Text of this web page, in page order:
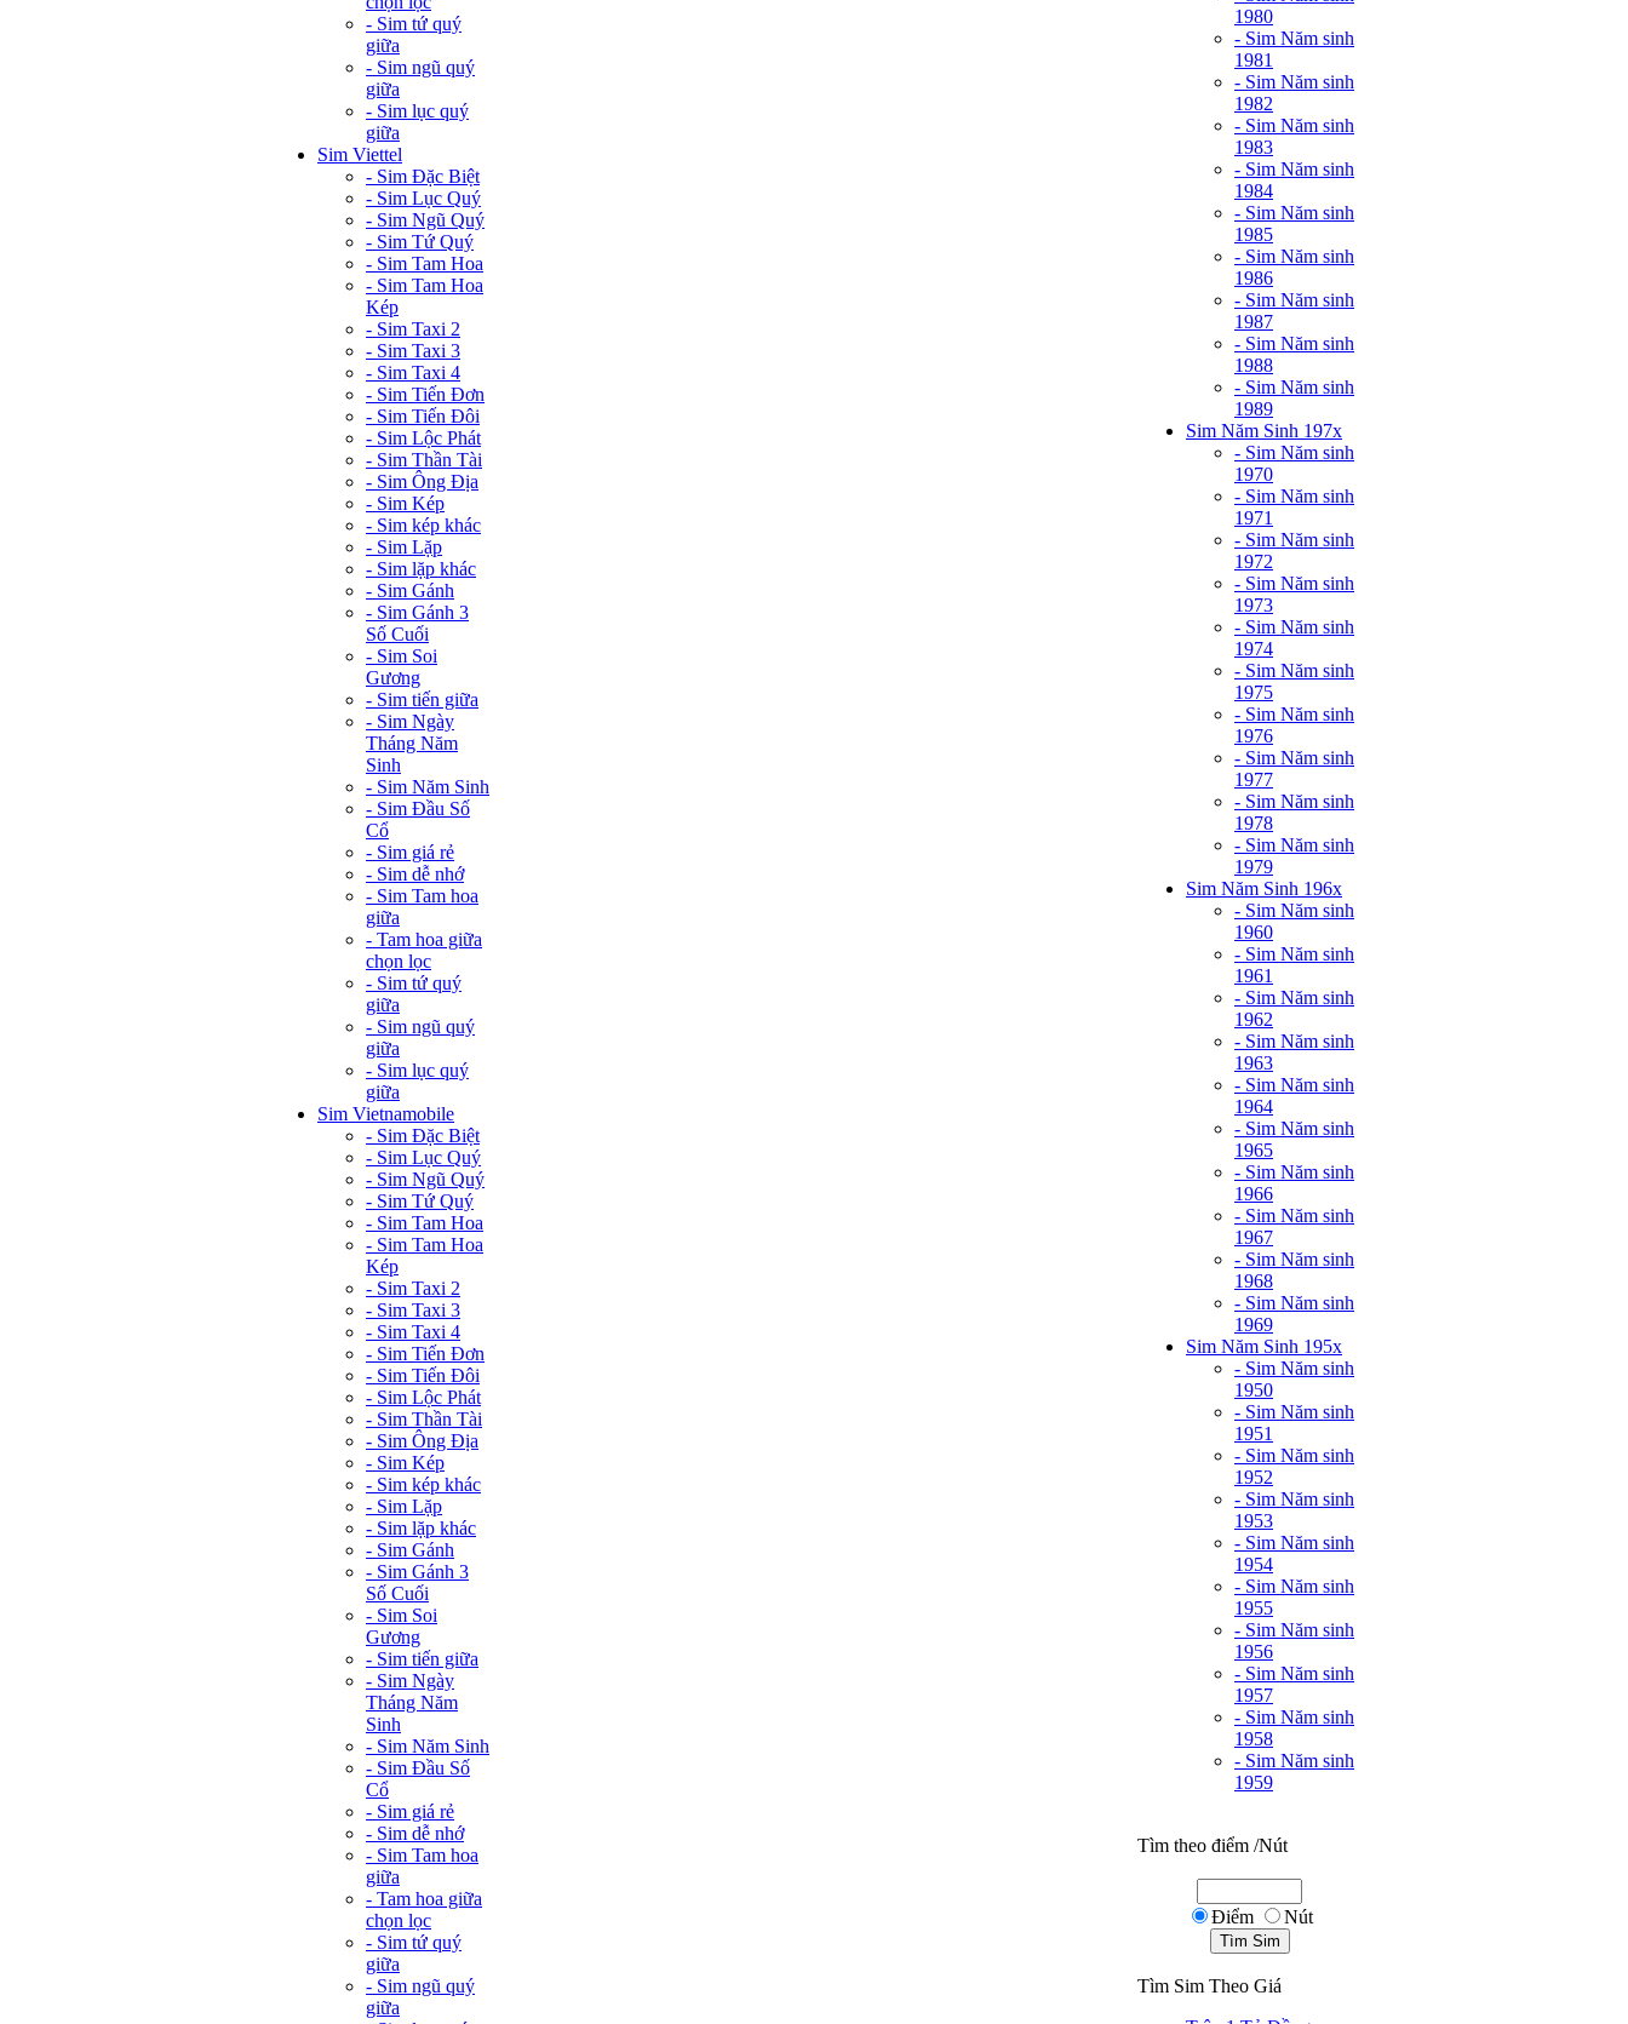
- Sim tứ quý
giữa
- Sim ngũ quý
giữa
- Sim lục quý
giữa
Sim Viettel
- Sim Đặc Biệt
- Sim Lục Quý
- Sim Ngũ Quý
- Sim Tứ Quý
- Sim Tam Hoa
- Sim Tam Hoa
Kép
- Sim Taxi 2
- Sim Taxi 3
- Sim Taxi 4
- Sim Tiến Đơn
- Sim Tiến Đôi
- Sim Lộc Phát
- Sim Thần Tài
- Sim Ông Địa
- Sim Kép
- Sim kép khác
- Sim Lặp
- Sim lặp khác
- Sim Gánh
- Sim Gánh 3
Số Cuối
- Sim Soi
Gương
- Sim tiến giữa
- Sim Ngày
Tháng Năm
Sinh
- Sim Năm Sinh
- Sim Đầu Số
Cổ
- Sim giá rẻ
- Sim dễ nhớ
- Sim Tam hoa
giữa
- Tam hoa giữa
chọn lọc
- Sim tứ quý
giữa
- Sim ngũ quý
giữa
- Sim lục quý
giữa
Sim Vietnamobile
- Sim Đặc Biệt
- Sim Lục Quý
- Sim Ngũ Quý
- Sim Tứ Quý
- Sim Tam Hoa
- Sim Tam Hoa
Kép
- Sim Taxi 2
- Sim Taxi 3
- Sim Taxi 4
- Sim Tiến Đơn
- Sim Tiến Đôi
- Sim Lộc Phát
- Sim Thần Tài
- Sim Ông Địa
- Sim Kép
- Sim kép khác
- Sim Lặp
- Sim lặp khác
- Sim Gánh
- Sim Gánh 3
Số Cuối
- Sim Soi
Gương
- Sim tiến giữa
- Sim Ngày
Tháng Năm
Sinh
- Sim Năm Sinh
- Sim Đầu Số
Cổ
- Sim giá rẻ
- Sim dễ nhớ
- Sim Tam hoa
giữa
- Tam hoa giữa
chọn lọc
- Sim tứ quý
giữa
- Sim ngũ quý
giữa
1980
- Sim Năm sinh
1981
- Sim Năm sinh
1982
- Sim Năm sinh
1983
- Sim Năm sinh
1984
- Sim Năm sinh
1985
- Sim Năm sinh
1986
- Sim Năm sinh
1987
- Sim Năm sinh
1988
- Sim Năm sinh
1989
Sim Năm Sinh 197x
- Sim Năm sinh
1970
- Sim Năm sinh
1971
- Sim Năm sinh
1972
- Sim Năm sinh
1973
- Sim Năm sinh
1974
- Sim Năm sinh
1975
- Sim Năm sinh
1976
- Sim Năm sinh
1977
- Sim Năm sinh
1978
- Sim Năm sinh
1979
Sim Năm Sinh 196x
- Sim Năm sinh
1960
- Sim Năm sinh
1961
- Sim Năm sinh
1962
- Sim Năm sinh
1963
- Sim Năm sinh
1964
- Sim Năm sinh
1965
- Sim Năm sinh
1966
- Sim Năm sinh
1967
- Sim Năm sinh
1968
- Sim Năm sinh
1969
Sim Năm Sinh 195x
- Sim Năm sinh
1950
- Sim Năm sinh
1951
- Sim Năm sinh
1952
- Sim Năm sinh
1953
- Sim Năm sinh
1954
- Sim Năm sinh
1955
- Sim Năm sinh
1956
- Sim Năm sinh
1957
- Sim Năm sinh
1958
- Sim Năm sinh
1959
Tìm theo điểm /Nút
Điểm Nút
Tìm Sim Theo Giá